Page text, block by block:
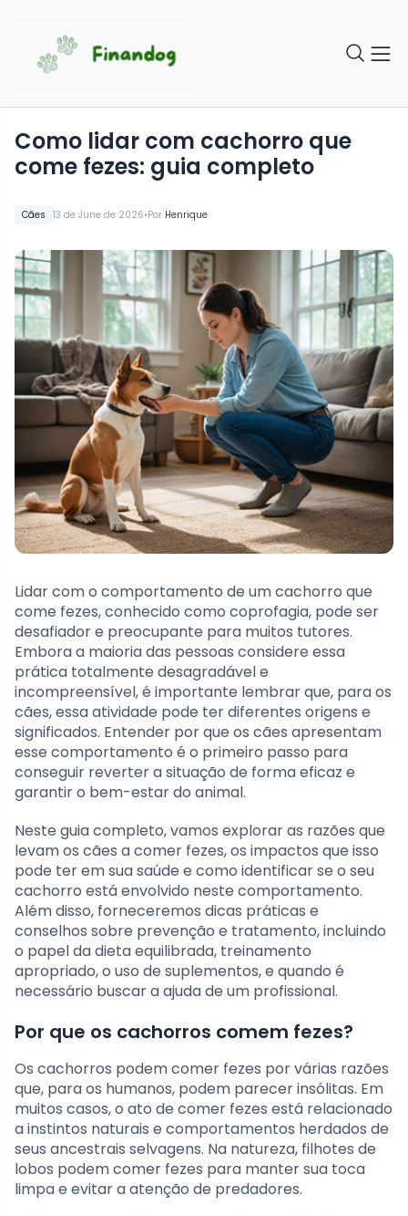
Cães 13 de June de 2026•Por Henrique
Como lidar com cachorro que
come fezes: guia completo
Lidar com o comportamento de um cachorro que
come fezes, conhecido como coprofagia, pode ser
desafiador e preocupante para muitos tutores.
Embora a maioria das pessoas considere essa
prática totalmente desagradável e
incompreensível, é importante lembrar que, para os
cães, essa atividade pode ter diferentes origens e
significados. Entender por que os cães apresentam
esse comportamento é o primeiro passo para
conseguir reverter a situação de forma eficaz e
garantir o bem-estar do animal.
Neste guia completo, vamos explorar as razões que
levam os cães a comer fezes, os impactos que isso
pode ter em sua saúde e como identificar se o seu
cachorro está envolvido neste comportamento.
Além disso, forneceremos dicas práticas e
conselhos sobre prevenção e tratamento, incluindo
o papel da dieta equilibrada, treinamento
apropriado, o uso de suplementos, e quando é
necessário buscar a ajuda de um profissional.
Por que os cachorros comem fezes?
Os cachorros podem comer fezes por várias razões
que, para os humanos, podem parecer insólitas. Em
muitos casos, o ato de comer fezes está relacionado
a instintos naturais e comportamentos herdados de
seus ancestrais selvagens. Na natureza, filhotes de
lobos podem comer fezes para manter sua toca
limpa e evitar a atenção de predadores.